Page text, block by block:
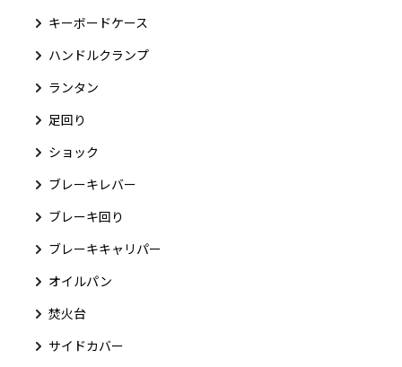
キーボードケース
ハンドルクランプ
ランタン
足回り
ショック
ブレーキレバー
ブレーキ回り
ブレーキキャリパー
オイルパン
焚火台
サイドカバー